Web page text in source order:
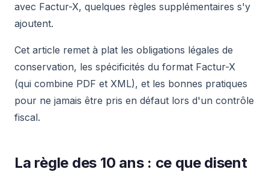
avec Factur-X, quelques règles supplémentaires s'y
ajoutent.
Cet article remet à plat les obligations légales de
conservation, les spécificités du format Factur-X
(qui combine PDF et XML), et les bonnes pratiques
pour ne jamais être pris en défaut lors d'un contrôle
fiscal.
La règle des 10 ans : ce que disent